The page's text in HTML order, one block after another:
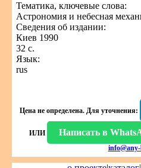
Тематика, ключевые слова:
Астрономия и небесная
Сведения об издании:
Киев 1990
32 с.
Язык:
rus
Цена не определена. Для уточнения:
ИЛИ Написать в